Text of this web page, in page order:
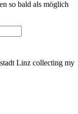
so bald als möglich
Linz collecting my